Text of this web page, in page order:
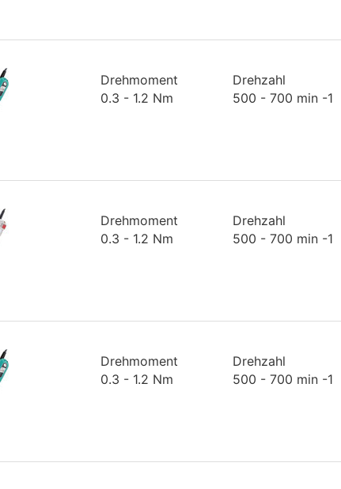
Drehmoment
0.3 - 1.2 Nm
Drehzahl
500 - 700 min -1
Drehmoment
0.3 - 1.2 Nm
Drehzahl
500 - 700 min -1
Drehmoment
0.3 - 1.2 Nm
Drehzahl
500 - 700 min -1